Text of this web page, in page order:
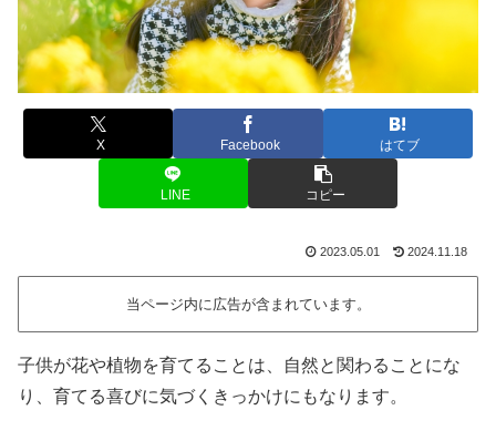
X Facebook はてブ
LINE コピー
2023.05.01 2024.11.18
当ページ内に広告が含まれています。
子供が花や植物を育てることは、自然と関わることにな
り、育てる喜びに気づくきっかけにもなります。